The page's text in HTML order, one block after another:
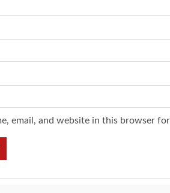
email, and website in this browser